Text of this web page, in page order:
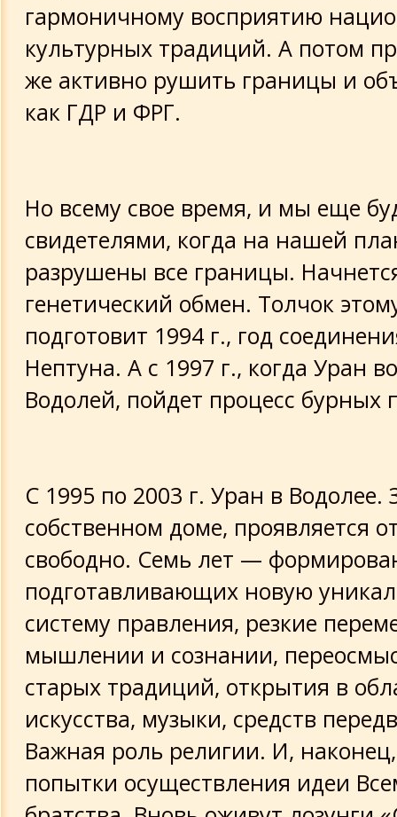
гармоничному восприятию
культурных традиций. А потом
же активно рушить границы и
как ГДР и ФРГ.
Но всему свое время, и мы еще
свидетелями, когда на нашей
разрушены все границы.
генетический обмен. Толчок
подготовит 1994 г., год
Нептуна. А с 1997 г., когда Уран
Водолей, пойдет процесс бурных
С 1995 по 2003 г. Уран в Водолее.
собственном доме, проявляется
свободно. Семь лет —
подготавливающих новую
систему правления, резкие
мышлении и сознании,
старых традиций, открытия в
искусства, музыки, средств
Важная роль религии. И,
попытки осуществления идеи